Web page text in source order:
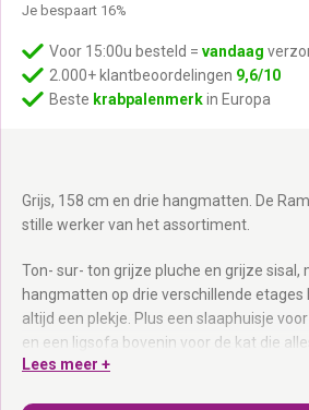
Grijs, 158 cm en drie hangmatten. De
stille werker van het assortiment.
Ton- sur- ton grijze pluche en grijze sisal,
hangmatten op drie verschillende etages
altijd een plekje. Plus een slaaphuisje
en een ligsofa bovenin voor de kat die
krabstam van 9 cm grijze sisal houdt
Lees meer +
€319,-.€269,-.
Je bespaart 16%
Voor 15:00u besteld = vandaag
2.000+ klantbeoordelingen 9,6/10
Beste krabpalenmerkin Europa